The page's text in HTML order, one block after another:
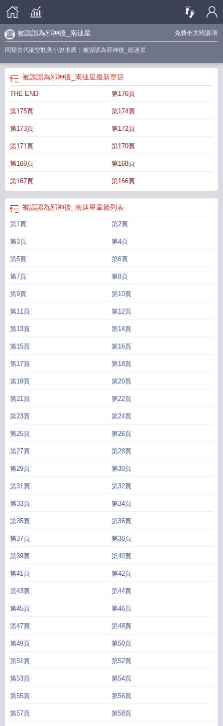
免費全文閱讀/著
被誤認為邪神後_南辿星
同類古代架空耽美小說推薦：被誤認為邪神後_南辿星
被誤認為邪神後_南辿星最新章節
THE END 第176頁
第175頁 第174頁
第173頁 第172頁
第171頁 第170頁
第169頁 第168頁
第167頁 第166頁
被誤認為邪神後_南辿星章節列表
第1頁 第2頁
第3頁 第4頁
第5頁 第6頁
第7頁 第8頁
第9頁 第10頁
第11頁 第12頁
第13頁 第14頁
第15頁 第16頁
第17頁 第18頁
第19頁 第20頁
第21頁 第22頁
第23頁 第24頁
第25頁 第26頁
第27頁 第28頁
第29頁 第30頁
第31頁 第32頁
第33頁 第34頁
第35頁 第36頁
第37頁 第38頁
第39頁 第40頁
第41頁 第42頁
第43頁 第44頁
第45頁 第46頁
第47頁 第48頁
第49頁 第50頁
第51頁 第52頁
第53頁 第54頁
第55頁 第56頁
第57頁 第58頁